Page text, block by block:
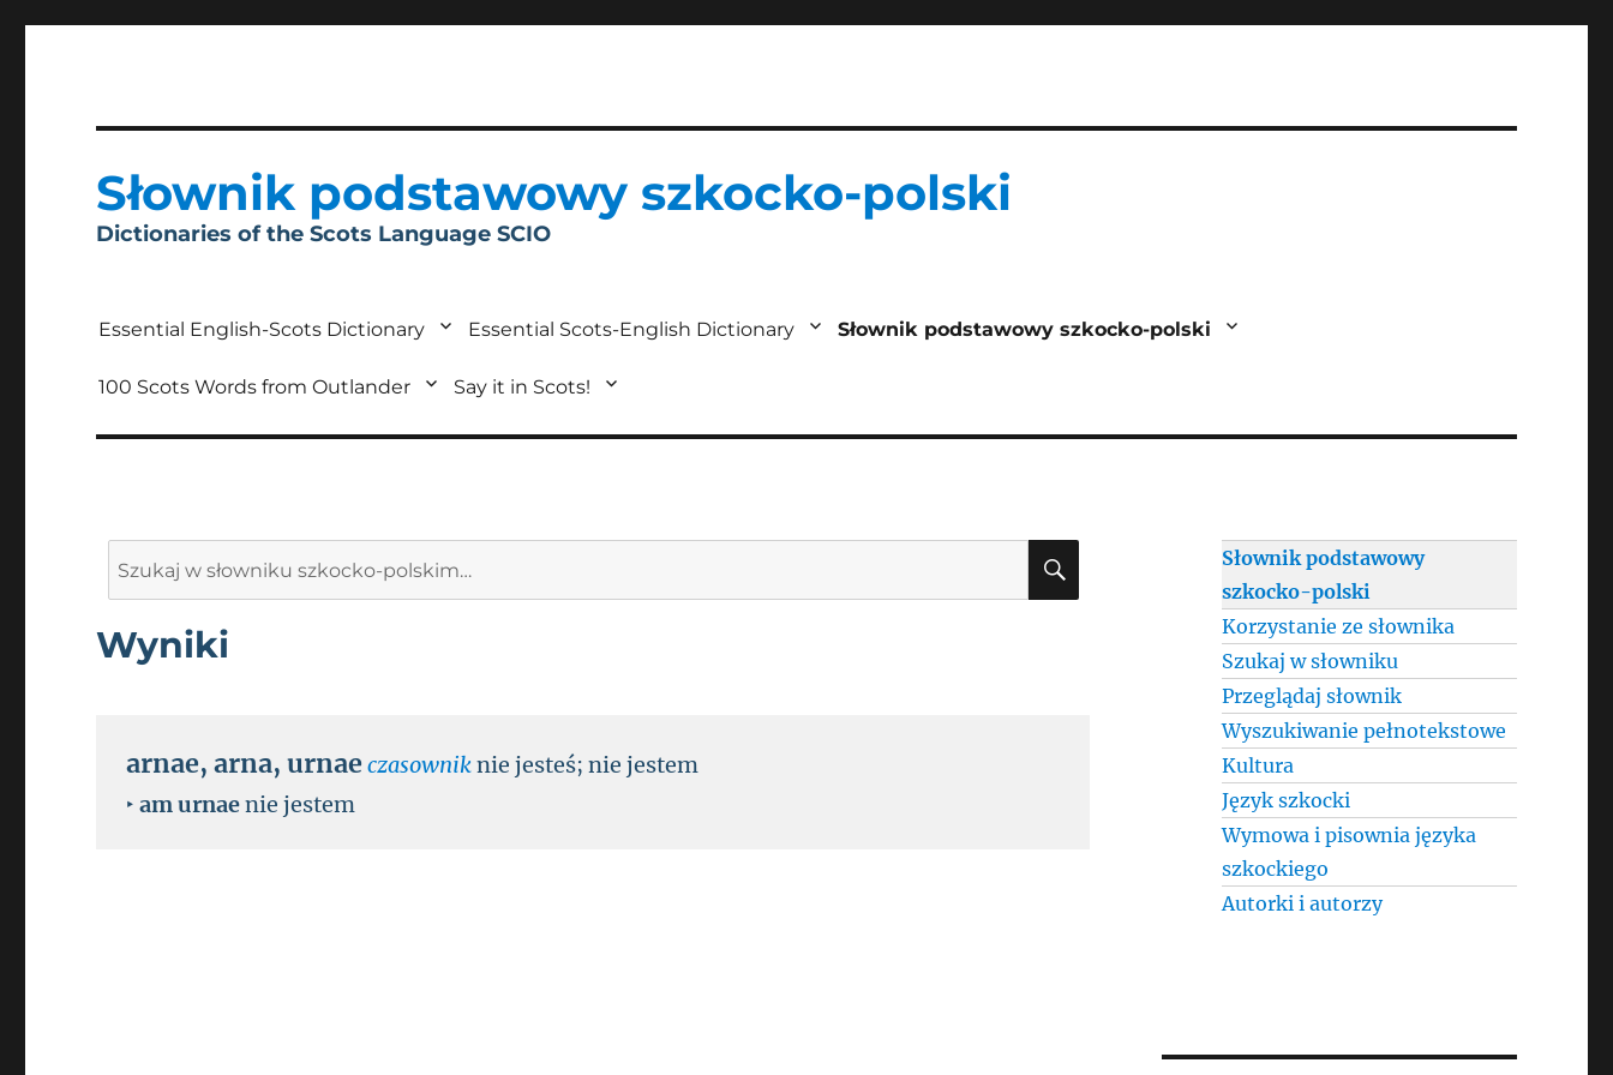
Słownik podstawowy szkocko-polski
Dictionaries of the Scots Language SCIO
Essential English-Scots Dictionary Essential Scots-English Dictionary Słownik podstawowy szkocko-polski
100 Scots Words from Outlander Say it in Scots!
Wyniki
arnae,arna,urnaeczasowniknie jesteś;nie jestem
‣am urnaenie jestem
Słownik podstawowy
szkocko-polski
Korzystanie ze słownika
Szukaj w słowniku
Przeglądaj słownik
Wyszukiwanie pełnotekstowe
Kultura
Język szkocki
Wymowa i pisownia języka
szkockiego
Autorki i autorzy